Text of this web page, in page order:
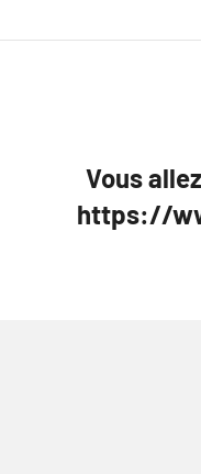
Vous
https://